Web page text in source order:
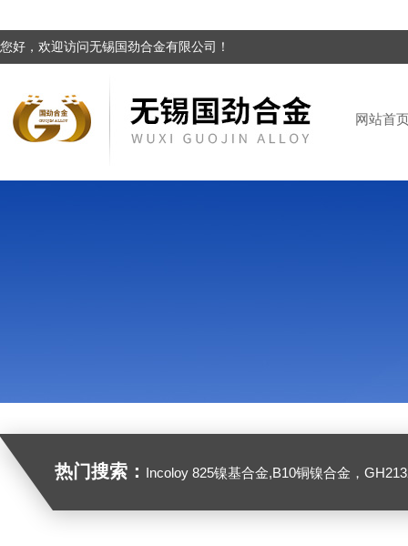
您好，欢迎访问无锡国劲合金有限公司！
网站首
热门搜索： Incoloy 825镍基合金,B10铜镍合金，GH2132高温合金，C276